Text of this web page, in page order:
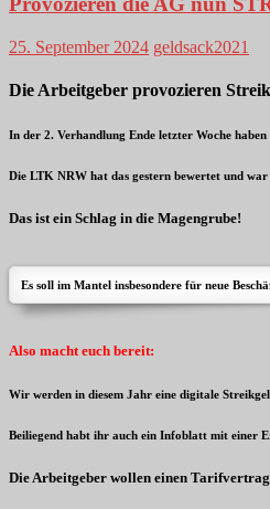
25. September 2024 geldsack2021
Die Arbeitgeber provozieren
In der 2. Verhandlung Ende letzter Woche
Die LTK NRW hat das gestern bewertet und war
Das ist ein Schlag in die Magengrube!
Es soll im Mantel insbesondere für neue
Also macht euch bereit:
Wir werden in diesem Jahr eine digitale
Beiliegend habt ihr auch ein Infoblatt mit einer
Die Arbeitgeber wollen einen